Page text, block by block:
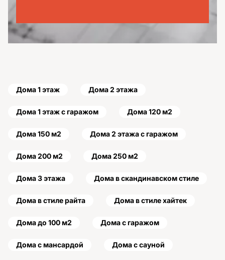
Дома 1 этаж Дома 2 этажа
Дома 1 этаж с гаражом Дома 120 м2
Дома 150 м2 Дома 2 этажа с гаражом
Дома 200 м2 Дома 250 м2
Дома 3 этажа Дома в скандинавском стиле
Дома в стиле райта Дома в стиле хайтек
Дома до 100 м2 Дома с гаражом
Дома с мансардой Дома с сауной